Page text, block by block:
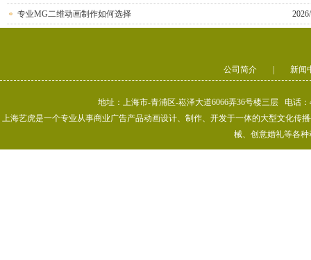
专业MG二维动画制作如何选择
公司简介 新闻
地址：上海市-青浦区-崧泽大道6066弄36号楼三层 电话
上海艺虎是一个专业从事商业广告产品动画设计、制作、开发于一体的大型文化传
械、创意婚礼等各